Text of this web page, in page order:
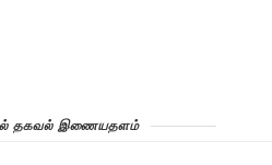
தகவல் இணையதளம்